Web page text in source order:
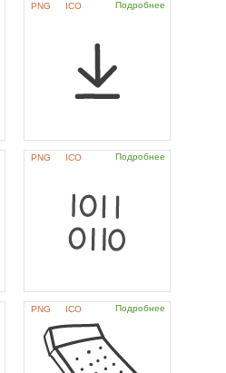
PNG ICO Подробнее
PNG ICO Подробнее
PNG ICO Подробнее